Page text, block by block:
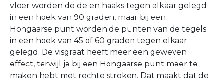
vloer worden de delen haaks tegen elkaar gelegd
in een hoek van 90 graden, maar bij een
Hongaarse punt worden de punten van de tegels
in een hoek van 45 of 60 graden tegen elkaar
gelegd. De visgraat heeft meer een geweven
effect, terwijl je bij een Hongaarse punt meer te
maken hebt met rechte stroken. Dat maakt dat de